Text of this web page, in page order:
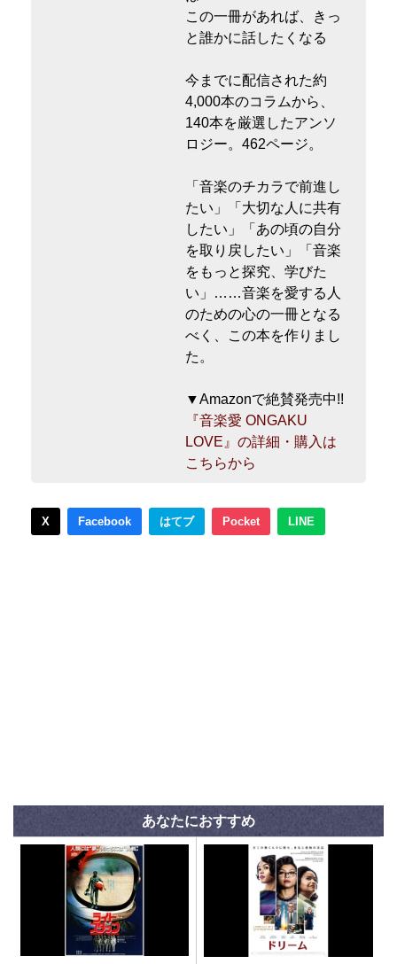
この一冊があれば、きっ
と誰かに話したくなる
今までに配信された約
4,000本のコラムから、
140本を厳選したアンソ
ロジー。462ページ。
「音楽のチカラで前進し
たい」「大切な人に共有
したい」「あの頃の自分
を取り戻したい」「音楽
をもっと探究、学びた
い」……音楽を愛する人
のための心の一冊となる
べく、この本を作りまし
た。
▼Amazonで絶賛発売中!!
『音楽愛 ONGAKU
LOVE』の詳細・購入は
こちらから
X Facebook はてブ Pocket LINE
あなたにおすすめ